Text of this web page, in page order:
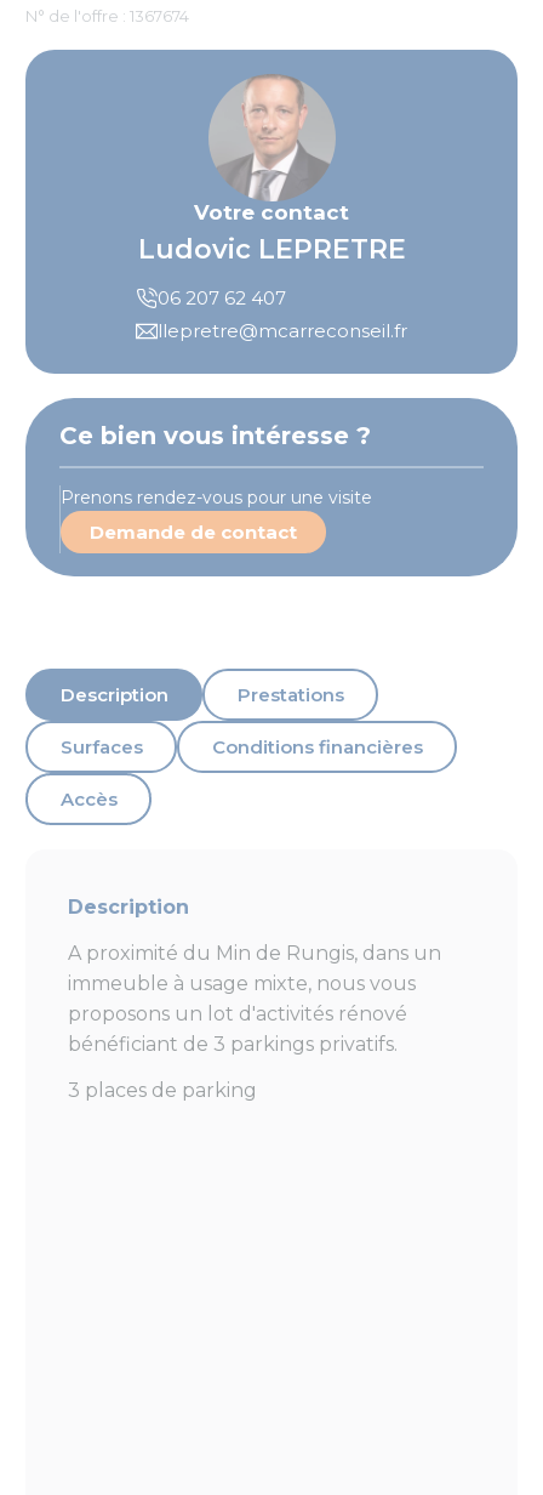
N° de l'offre : 1367674
Votre contact
Ludovic LEPRETRE
06 207 62 407
llepretre@mcarreconseil.fr
Ce bien vous intéresse ?
Prenons rendez-vous pour une visite
Demande de contact
Description Prestations
Surfaces Conditions financières
Accès
Description
A proximité du Min de Rungis, dans un
immeuble à usage mixte, nous vous
proposons un lot d'activités rénové
bénéficiant de 3 parkings privatifs.
3 places de parking